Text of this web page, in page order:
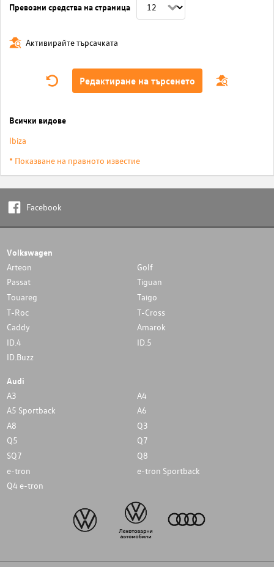
Превозни средства на страница
Активирайте търсачката
Редактиране на търсенето
Всички видове
Ibiza
* Показване на правното известие
Facebook
Volkswagen
Arteon
Golf
Passat
Tiguan
Touareg
Taigo
T-Roc
T-Cross
Caddy
Amarok
ID.4
ID.5
ID.Buzz
Audi
A3
A4
A5 Sportback
A6
A8
Q3
Q5
Q7
SQ7
Q8
e-tron
e-tron Sportback
Q4 e-tron